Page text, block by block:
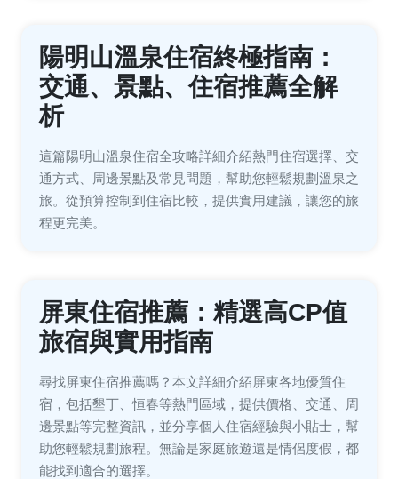
陽明山溫泉住宿終極指南：
交通、景點、住宿推薦全解
析
這篇陽明山溫泉住宿全攻略詳細介紹熱門住宿選擇、交
通方式、周邊景點及常見問題，幫助您輕鬆規劃溫泉之
旅。從預算控制到住宿比較，提供實用建議，讓您的旅
程更完美。
屏東住宿推薦：精選高CP值
旅宿與實用指南
尋找屏東住宿推薦嗎？本文詳細介紹屏東各地優質住
宿，包括墾丁、恒春等熱門區域，提供價格、交通、周
邊景點等完整資訊，並分享個人住宿經驗與小貼士，幫
助您輕鬆規劃旅程。無論是家庭旅遊還是情侶度假，都
能找到適合的選擇。